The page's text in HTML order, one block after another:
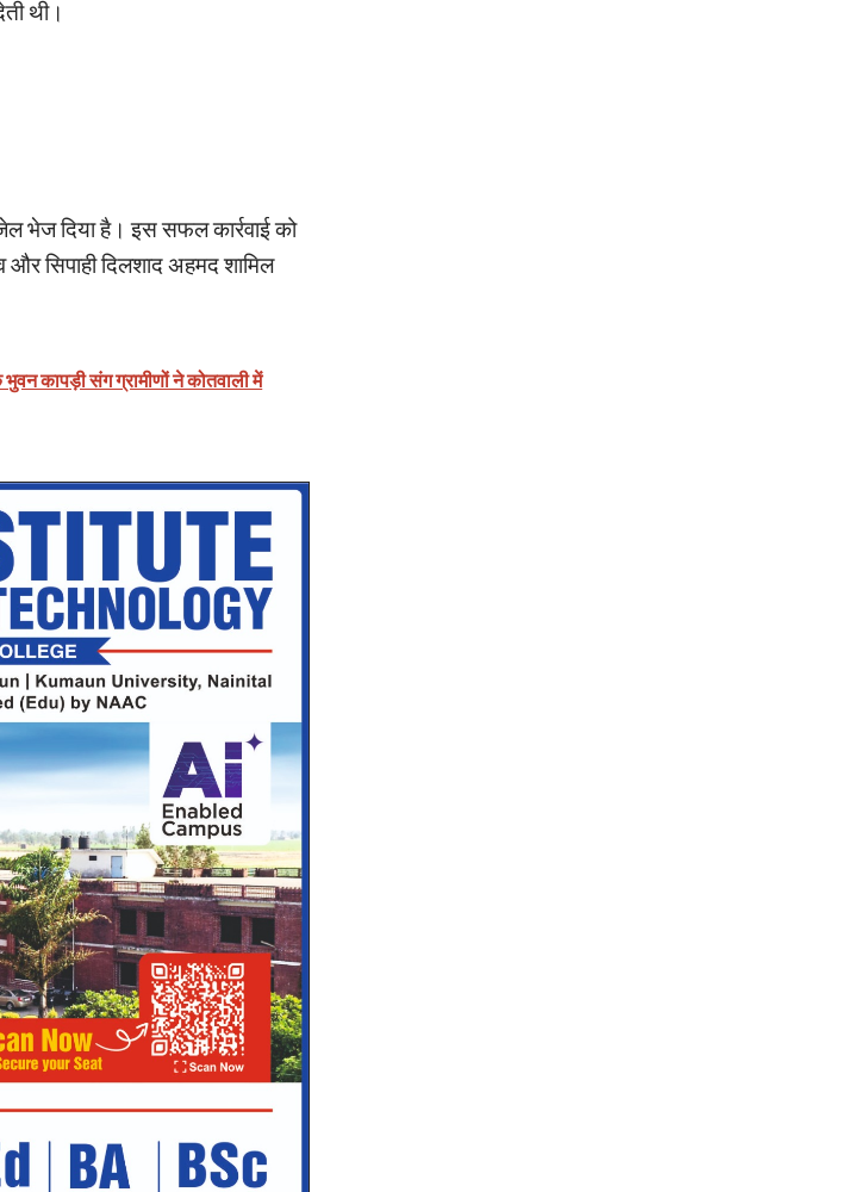
थी।
भेज दिया है। इस सफल कार्रवाई को
और सिपाही दिलशाद अहमद शामिल
कापड़ी संग ग्रामीणों ने कोतवाली में